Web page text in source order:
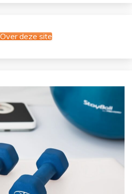
Over deze site